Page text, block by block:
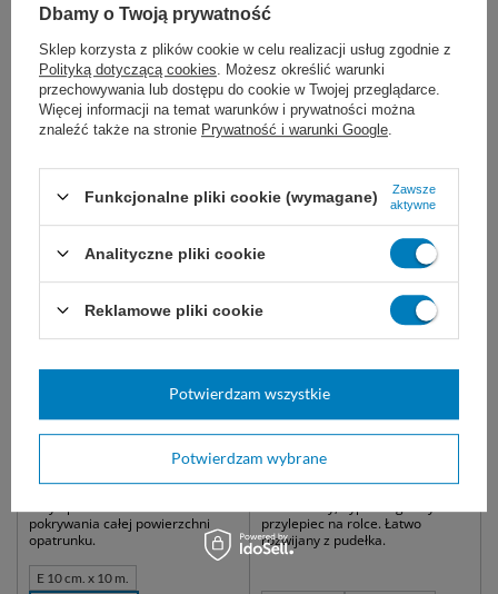
Ilość warstw
8. warstwowe
Z nitką RTG
Tak
Wymiary
7,5 x 7,5 cm
Ilość nitek na 1 cm²
17. nitkowe
Rodzaj produktu
Kompresy gazowe
Zobacz podobne:
Przylepiec Omnifix E
pokrywania całej powierzchni
opatrunku.
E 10 cm. x 10 m.
Plaster włókninowy
przylepiec na rolce. Łatwo
rozwijany z pudełka.
Dbamy o Twoją prywatność
Sklep korzysta z plików cookie w celu realizacji usług zgodnie z
Polityką dotyczącą cookies . Możesz określić warunki
przechowywania lub dostępu do cookie w Twojej przeglądarce.
Więcej informacji na temat warunków i prywatności można
znaleźć także na stronie Prywatność i warunki Google
Funkcjonalne pliki cookie (wymagane)
Zawsze
aktywne
Analityczne pliki cookie
Reklamowe pliki cookie
Potwierdzam wybrane
Potwierdzam wszystkie